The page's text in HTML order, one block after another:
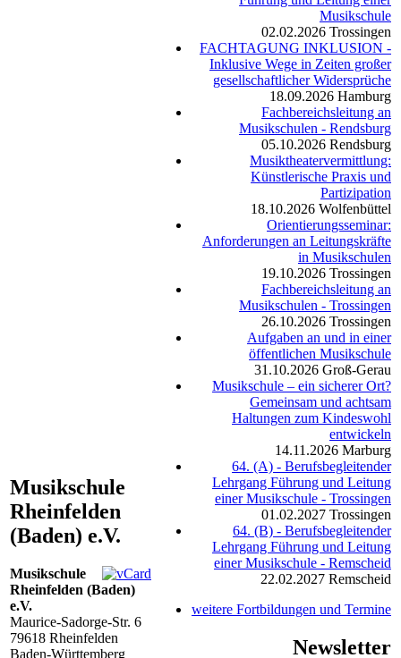
Musikschule
Rheinfelden
(Baden) e.V.
Musikschule
Rheinfelden (Baden)
e.V.
Maurice-Sadorge-Str. 6
79618 Rheinfelden
Baden-Württemberg
Musikschule
02.02.2026 Trossingen
FACHTAGUNG INKLUSION -
Inklusive Wege in Zeiten großer
gesellschaftlicher Widersprüche
18.09.2026 Hamburg
Fachbereichsleitung an
Musikschulen - Rendsburg
05.10.2026 Rendsburg
Musiktheatervermittlung:
Künstlerische Praxis und
Partizipation
18.10.2026 Wolfenbüttel
Orientierungsseminar:
Anforderungen an Leitungskräfte
in Musikschulen
19.10.2026 Trossingen
Fachbereichsleitung an
Musikschulen - Trossingen
26.10.2026 Trossingen
Aufgaben an und in einer
öffentlichen Musikschule
31.10.2026 Groß-Gerau
Musikschule – ein sicherer Ort?
Gemeinsam und achtsam
Haltungen zum Kindeswohl
entwickeln
14.11.2026 Marburg
64. (A) - Berufsbegleitender
Lehrgang Führung und Leitung
einer Musikschule - Trossingen
01.02.2027 Trossingen
64. (B) - Berufsbegleitender
Lehrgang Führung und Leitung
einer Musikschule - Remscheid
22.02.2027 Remscheid
weitere Fortbildungen und Termine
Newsletter